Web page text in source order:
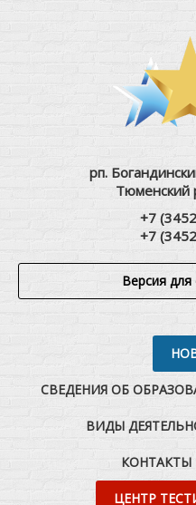
рп.
Тюменский
+7
+7
Версия
СВЕДЕНИЯ ОБ
ВИДЫ
КОНТАКТЫ
ЦЕНТР